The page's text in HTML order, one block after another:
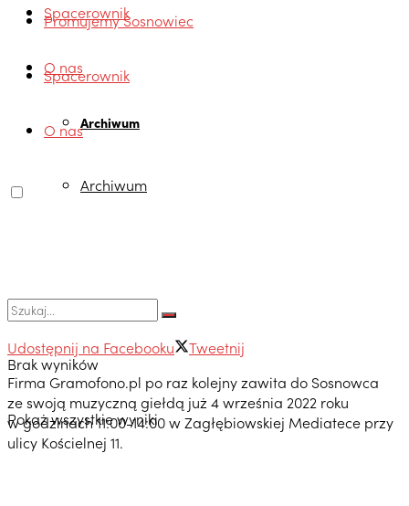
Spacerownik
O nas
Archiwum
Promujemy Sosnowiec
Spacerownik
O nas
Archiwum
Brak wyników
Pokaż wszystkie wyniki
Udostępnij na Facebooku
Tweetnij
Firma Gramofono.pl po raz kolejny zawita do Sosnowca
ze swoją muzyczną giełdą już 4 września 2022 roku
w godzinach 11:00-14:00 w Zagłębiowskiej Mediatece przy
ulicy Kościelnej 11.